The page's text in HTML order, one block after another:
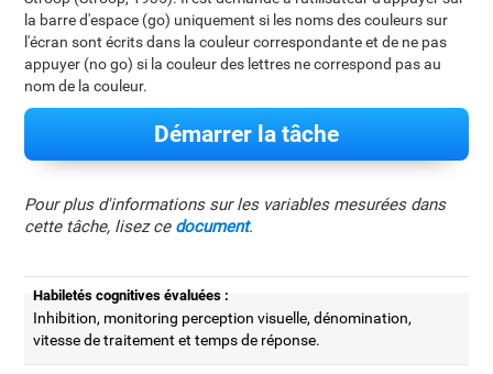
la barre d'espace (go) uniquement si les noms des couleurs sur
l'écran sont écrits dans la couleur correspondante et de ne pas
appuyer (no go) si la couleur des lettres ne correspond pas au
nom de la couleur.
Démarrer la tâche
Pour plus d'informations sur les variables mesurées dans
cette tâche, lisez ce document.
Habiletés cognitives évaluées :
Inhibition, monitoring perception visuelle, dénomination,
vitesse de traitement et temps de réponse.